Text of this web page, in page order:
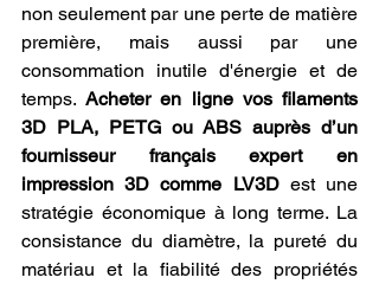
non seulement par une perte de matière
première, mais aussi par une
consommation inutile d'énergie et de
temps. Acheter en ligne vos filaments
3D PLA, PETG ou ABS auprès d’un
fournisseur français expert en
impression 3D comme LV3D est une
stratégie économique à long terme. La
consistance du diamètre, la pureté du
matériau et la fiabilité des propriétés